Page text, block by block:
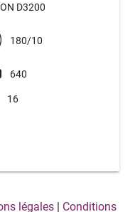
D3200
180/10
640
16
légales| Conditions